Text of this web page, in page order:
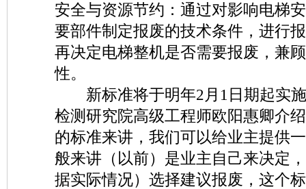
安全与资源节约：通过对影响电梯
要部件制定报废的技术条件，进行
再决定电梯整机是否需要报废，兼
性。
新标准将于明年2月1日期起实施
检测研究院高级工程师欧阳惠卿介
的标准来讲，我们可以给业主提供
般来讲（以前）是业主自己来决定
据实际情况）选择建议报废，这个